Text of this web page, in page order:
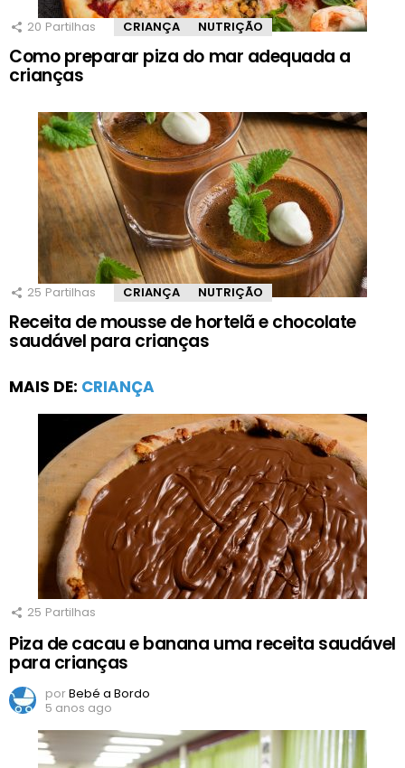
20 Partilhas CRIANÇA NUTRIÇÃO
Como preparar piza do mar adequada a
crianças
25 Partilhas CRIANÇA NUTRIÇÃO
Receita de mousse de hortelã e chocolate
saudável para crianças
MAIS DE: CRIANÇA
25 Partilhas
Piza de cacau e banana uma receita saudável
para crianças
porBebé a Bordo
5 anos ago